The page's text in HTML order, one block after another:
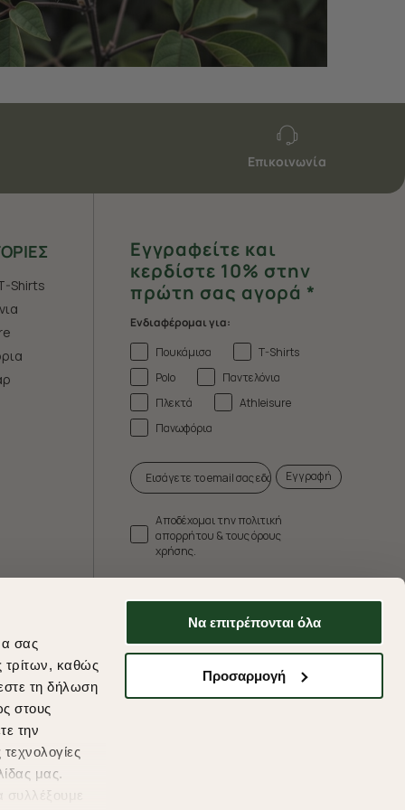
σας
τρίτων, καθώς
τη δήλωση
στους
την
μας.
συλλέξουμε
Να επιτρέπονται όλα
Προσαρμογή
Επικοινωνία
Shirts
Εγγραφείτε και
κερδίστε 10% στην
πρώτη σας αγορά *
Ενδιαφέρομαι για:
Πουκάμισα
T-Shirts
Polo
Παντελόνια
Πλεκτά
Athleisure
Πανωφόρια
Εγγραφή
Αποδέχομαι την πολιτική
απορρήτου & τους όρους
χρήσης.